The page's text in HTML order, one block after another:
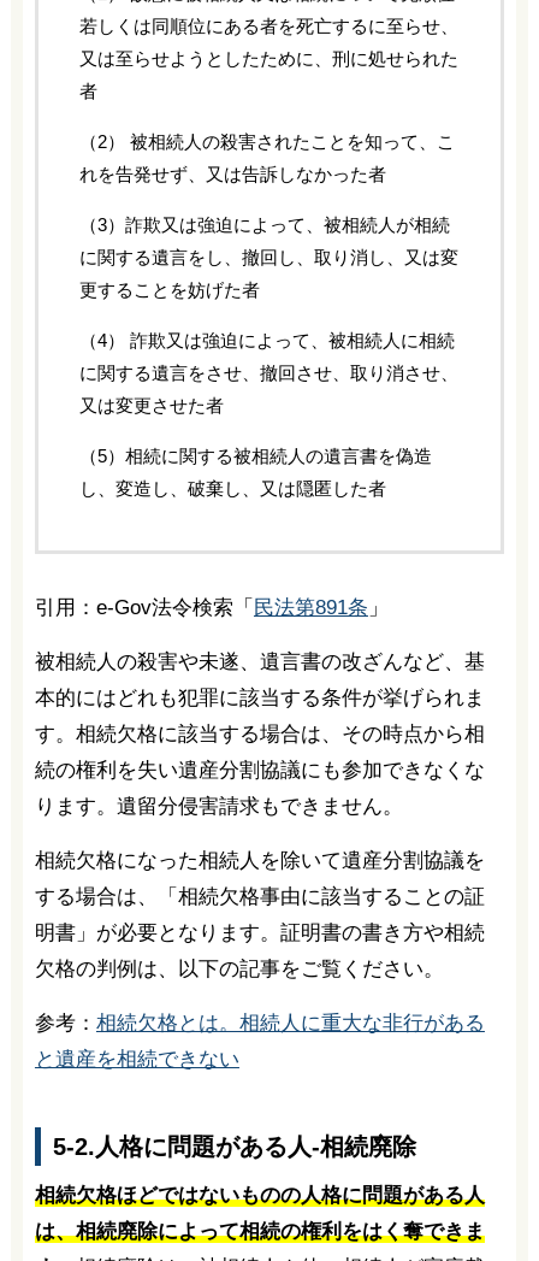
若しくは同順位にある者を死亡するに至らせ、
又は至らせようとしたために、刑に処せられた
者
（2） 被相続人の殺害されたことを知って、こ
れを告発せず、又は告訴しなかった者
（3）詐欺又は強迫によって、被相続人が相続
に関する遺言をし、撤回し、取り消し、又は変
更することを妨げた者
（4） 詐欺又は強迫によって、被相続人に相続
に関する遺言をさせ、撤回させ、取り消させ、
又は変更させた者
（5）相続に関する被相続人の遺言書を偽造
し、変造し、破棄し、又は隠匿した者
引用：e-Gov法令検索「 民法第891条 」
被相続人の殺害や未遂、遺言書の改ざんなど、基
本的にはどれも犯罪に該当する条件が挙げられま
す。相続欠格に該当する場合は、その時点から相
続の権利を失い遺産分割協議にも参加できなくな
ります。遺留分侵害請求もできません。
相続欠格になった相続人を除いて遺産分割協議を
する場合は、「相続欠格事由に該当することの証
明書」が必要となります。証明書の書き方や相続
欠格の判例は、以下の記事をご覧ください。
参考： 相続欠格とは。相続人に重大な非行がある
と遺産を相続できない
5-2.人格に問題がある人-相続廃除
相続欠格ほどではないものの人格に問題がある人
は、相続廃除によって相続の権利をはく奪できま